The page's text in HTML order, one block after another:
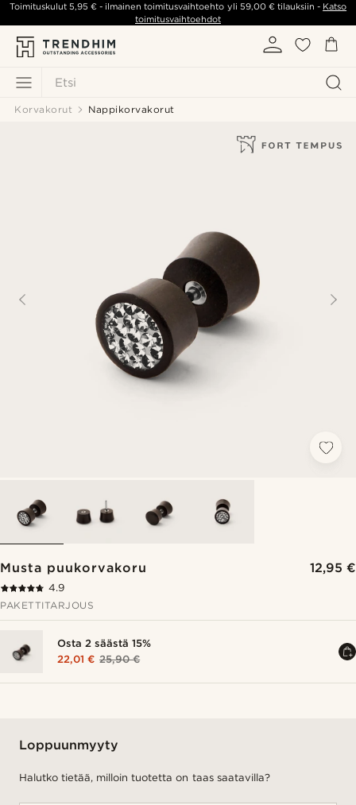
Etsi
Toimituskulut5,95 € - ilmainen toimitusvaihtoehto yli 59,00 €tilauksiin - Katso
toimitusvaihtoehdot
Korvakorut Nappikorvakorut
Musta puukorvakoru 12,95 €
4.9
PAKETTITARJOUS
Osta 2 säästä 15%
22,01 € 25,90 €
Loppuunmyyty
Halutko tietää, milloin tuotetta on taas saatavilla?